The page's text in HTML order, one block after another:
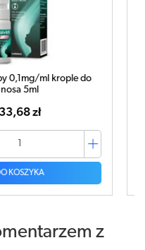
krople do
z